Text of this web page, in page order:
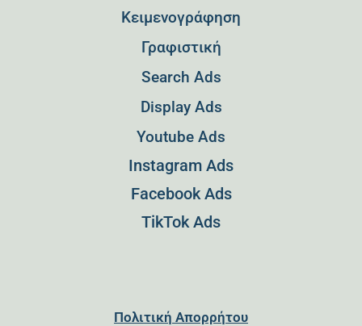
Kειμενογράφηση
Γραφιστική
Search Ads
Display Ads
Youtube Ads
Instagram Ads
Facebook Ads
TikTok Ads
Πολιτική Απορρήτου